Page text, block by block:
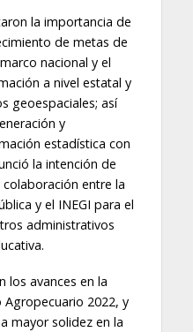
la importancia de
de metas de
nacional y el
a nivel estatal y
geoespaciales; así
y
estadística con
la intención de
entre la
y el INEGI para el
administrativos
los avances en la
2022, y
mayor solidez en la